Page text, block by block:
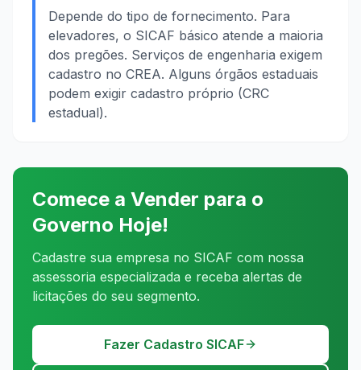
Depende do tipo de fornecimento. Para
elevadores, o SICAF básico atende a maioria
dos pregões. Serviços de engenharia exigem
cadastro no CREA. Alguns órgãos estaduais
podem exigir cadastro próprio (CRC
estadual).
Comece a Vender para o
Governo Hoje!
Cadastre sua empresa no SICAF com nossa
assessoria especializada e receba alertas de
licitações do seu segmento.
Fazer Cadastro SICAF